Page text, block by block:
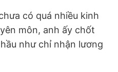
có quá nhiều kinh
môn, anh ấy chốt
như chỉ nhận lương